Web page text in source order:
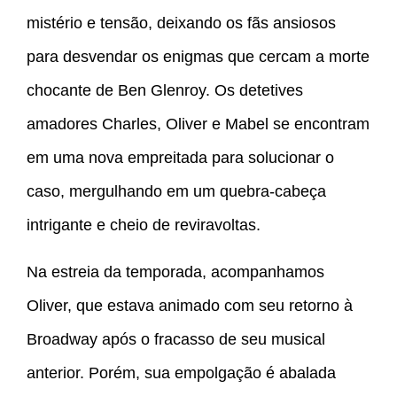
mistério e tensão, deixando os fãs ansiosos
para desvendar os enigmas que cercam a morte
chocante de Ben Glenroy. Os detetives
amadores Charles, Oliver e Mabel se encontram
em uma nova empreitada para solucionar o
caso, mergulhando em um quebra-cabeça
intrigante e cheio de reviravoltas.
Na estreia da temporada, acompanhamos
Oliver, que estava animado com seu retorno à
Broadway após o fracasso de seu musical
anterior. Porém, sua empolgação é abalada